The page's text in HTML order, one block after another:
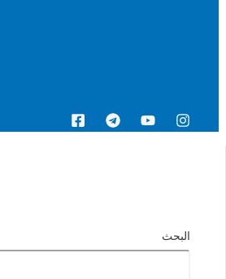
البحث